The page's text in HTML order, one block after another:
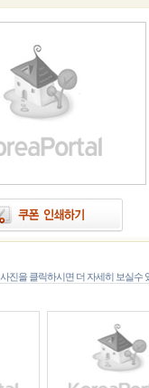
사진을 클릭하시면 더 자세히 보실수